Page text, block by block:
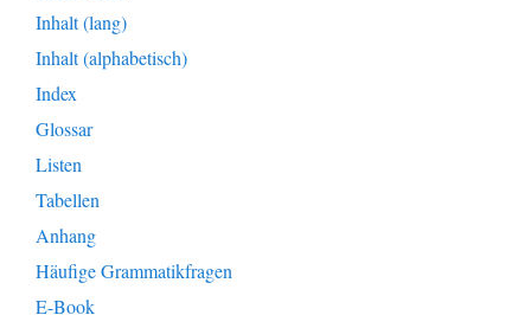
Inhalt (lang)
Inhalt (alphabetisch)
Index
Glossar
Listen
Tabellen
Anhang
Häufige Grammatikfragen
E-Book